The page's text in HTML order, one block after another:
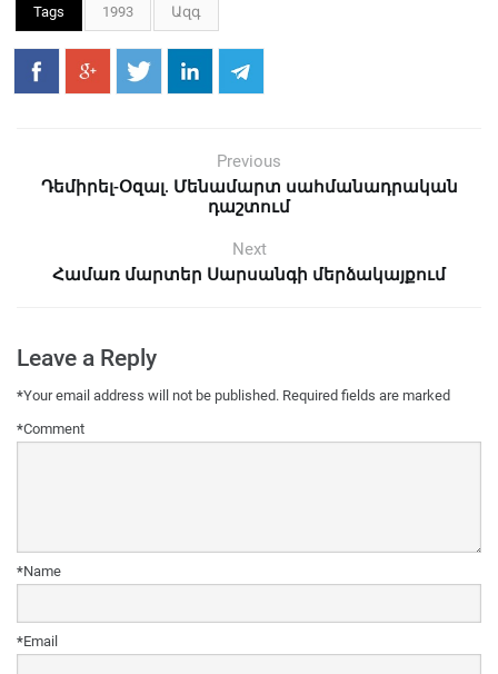
Tags 1993 Ազգ
Previous
Դեմիրել-Օզալ. Մենամարտ սահմանադրական
դաշտում
Next
Համառ մարտեր Սարսանգի մերձակայքում
Leave a Reply
Your email address will not be published. Required fields are marked
*
Comment
*
Name
*
Email
*